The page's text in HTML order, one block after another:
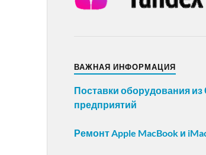
ВАЖНАЯ ИНФОРМАЦИЯ
Поставки оборудования
предприятий
Ремонт Apple MacBook и